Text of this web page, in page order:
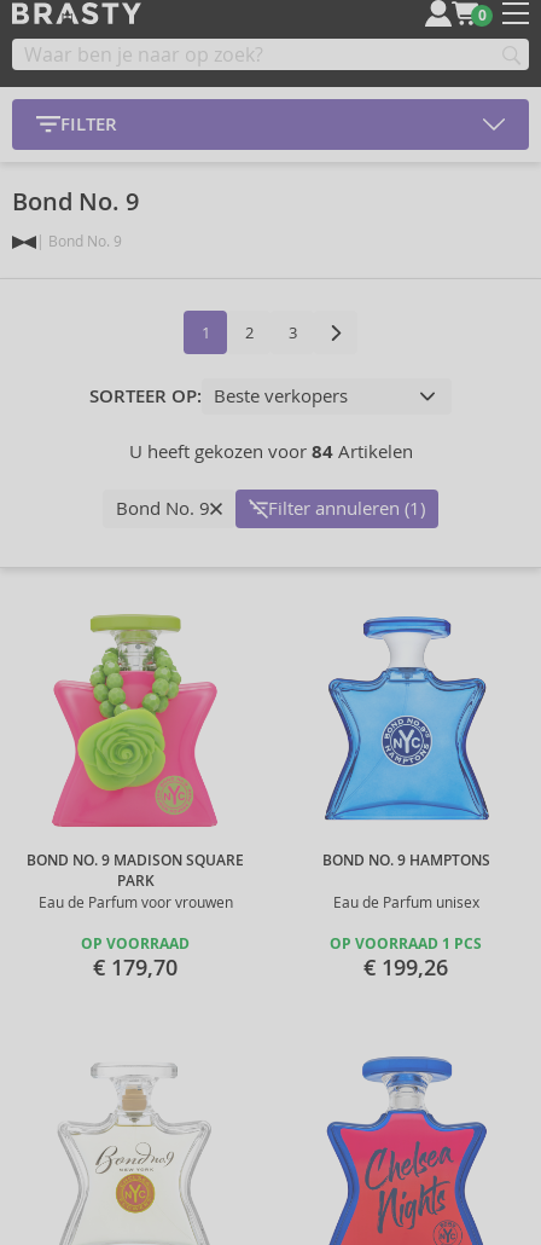
0
FILTER
Bond No. 9
Bond No. 9
1 2 3
SORTEER OP:
U heeft gekozen voor 84Artikelen
Bond No. 9 Filter annuleren (1)
BOND NO. 9 MADISON SQUARE
PARK
Eau de Parfum voor vrouwen
OP VOORRAAD
€ 179,70
BOND NO. 9 HAMPTONS
Eau de Parfum unisex
OP VOORRAAD 1 PCS
€ 199,26